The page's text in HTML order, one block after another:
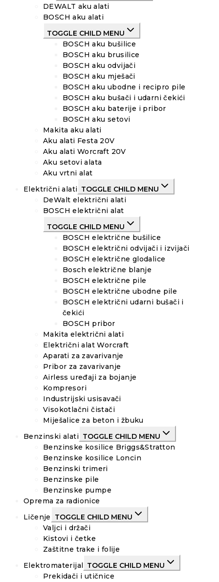
DEWALT aku alati
BOSCH aku alati
TOGGLE CHILD MENU
BOSCH aku bušilice
BOSCH aku brusilice
BOSCH aku odvijači
BOSCH aku mješači
BOSCH aku ubodne i recipro pile
BOSCH aku bušači i udarni čekići
BOSCH aku baterije i pribor
BOSCH aku setovi
Makita aku alati
Aku alati Festa 20V
Aku alati Worcraft 20V
Aku setovi alata
Aku vrtni alat
Električni alati TOGGLE CHILD MENU
DeWalt električni alati
BOSCH električni alat
TOGGLE CHILD MENU
BOSCH električne bušilice
BOSCH električni odvijači i izvijači
BOSCH električne glodalice
Bosch električne blanje
BOSCH električne pile
BOSCH električne ubodne pile
BOSCH električni udarni bušači i
čekići
BOSCH pribor
Makita električni alati
Električni alat Worcraft
Aparati za zavarivanje
Pribor za zavarivanje
Airless uređaji za bojanje
Kompresori
Industrijski usisavači
Visokotlačni čistači
Miješalice za beton i žbuku
Benzinski alati TOGGLE CHILD MENU
Benzinske kosilice Briggs&Stratton
Benzinske kosilice Loncin
Benzinski trimeri
Benzinske pile
Benzinske pumpe
Oprema za radionice
Ličenje
TOGGLE CHILD MENU
Valjci i držači
Kistovi i četke
Zaštitne trake i folije
Elektromaterijal
TOGGLE CHILD MENU
Prekidači i utičnice